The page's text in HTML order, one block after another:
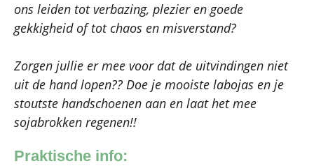
ons leiden tot verbazing, plezier en goede
gekkigheid of tot chaos en misverstand?
Zorgen jullie er mee voor dat de uitvindingen niet
uit de hand lopen?? Doe je mooiste labojas en je
stoutste handschoenen aan en laat het mee
sojabrokken regenen!!
Praktische info: